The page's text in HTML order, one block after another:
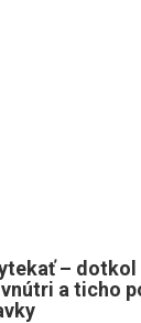
– dotkol
a ticho